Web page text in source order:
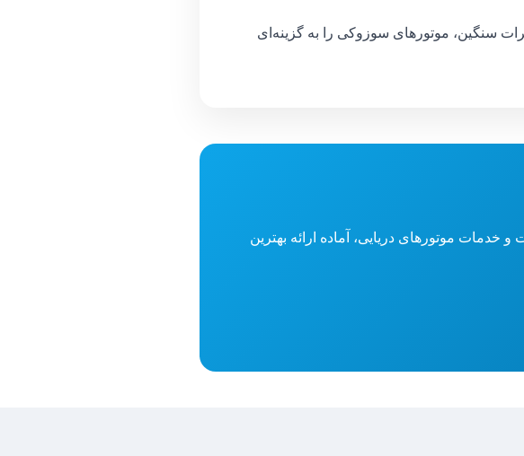
سنگین، موتورهای سوزوکی را به گزینه‌ای
موتورهای دریایی، آماده ارائه بهترین